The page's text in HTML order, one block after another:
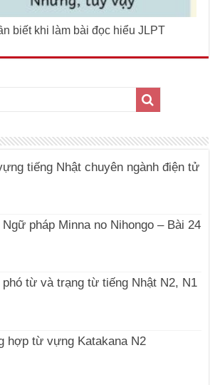
biết khi làm bài đọc hiểu JLPT
tiếng Nhật chuyên ngành điện tử
Ngữ pháp Minna no Nihongo – Bài 24
phó từ và trạng từ tiếng Nhật N2, N1
hợp từ vựng Katakana N2